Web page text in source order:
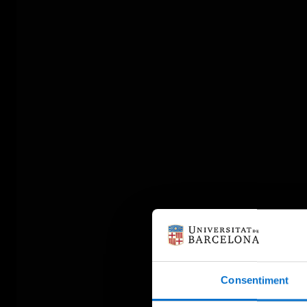
Consentiment